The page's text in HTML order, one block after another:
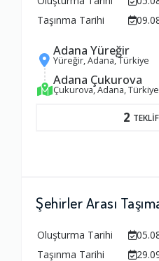
Taşınma Tarihi
Adana Yüreğir
Yüreğir, Adana, Türkiye
Adana Çukurova
Çukurova, Adana, Türkiye
2
Şehirler Arası
Oluşturma Tarihi
Taşınma Tarihi